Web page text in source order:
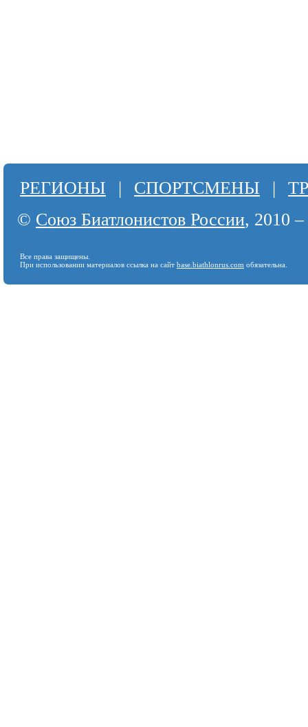
РЕГИОНЫ | СПОРТСМЕНЫ |
© Союз Биатлонистов России, 2010
Все права защищены.
При использовании материалов ссылка на сайт base.biathlonrus.com обязательна.